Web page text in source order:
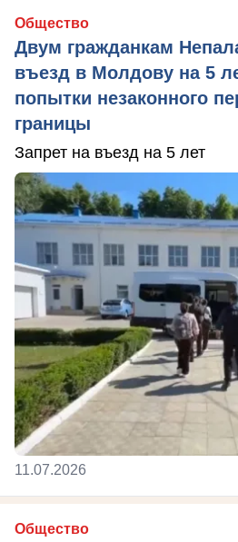
Общество
Двум гражданкам
въезд в Молдову на 5
попытки незаконного
границы
Запрет на въезд на 5 лет
11.07.2026
Общество